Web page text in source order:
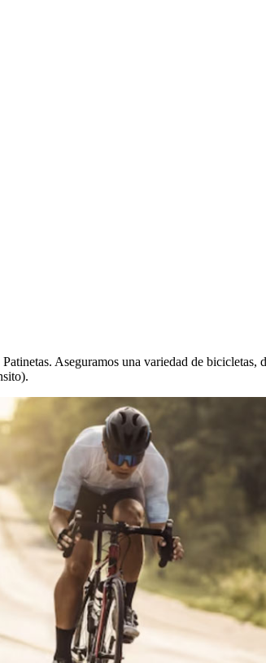
Aseguramos una variedad de bicicletas,